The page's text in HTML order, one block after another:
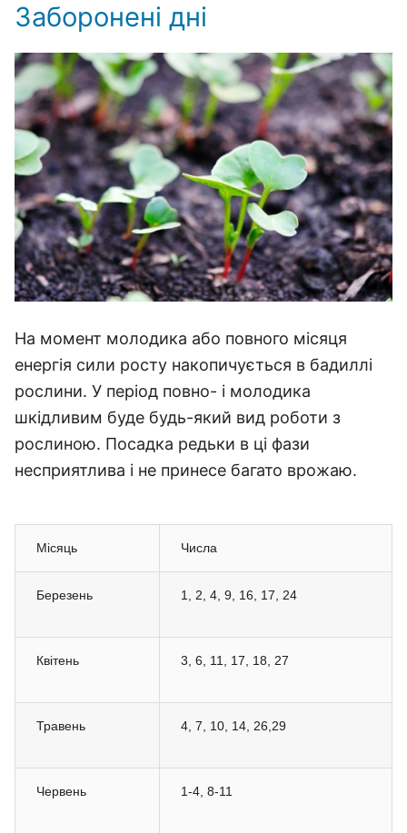
Заборонені дні
На момент молодика або повного місяця
енергія сили росту накопичується в бадиллі
рослини. У період повно- і молодика
шкідливим буде будь-який вид роботи з
рослиною. Посадка редьки в ці фази
несприятлива і не принесе багато врожаю.
Місяць Числа
Березень 1, 2, 4, 9, 16, 17, 24
Квітень 3, 6, 11, 17, 18, 27
Травень 4, 7, 10, 14, 26,29
Червень 1-4, 8-11